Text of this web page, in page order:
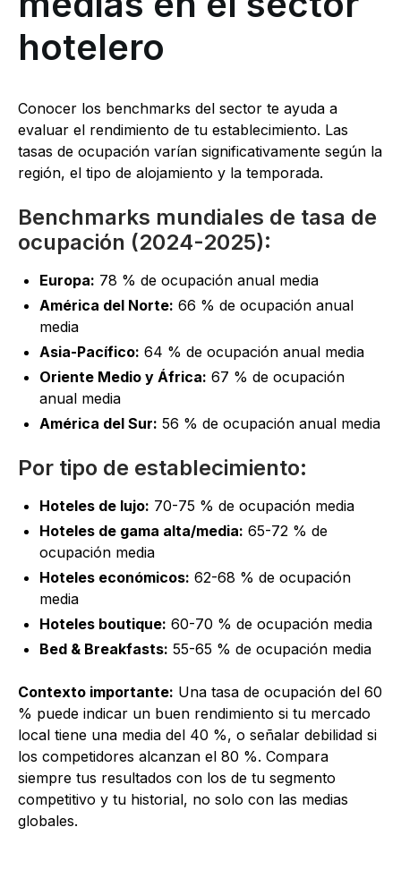
hotelero
Conocer los benchmarks del sector te ayuda a
evaluar el rendimiento de tu establecimiento. Las
tasas de ocupación varían significativamente según la
región, el tipo de alojamiento y la temporada.
Benchmarks mundiales de tasa de
ocupación (2024-2025):
Europa: 78 % de ocupación anual media
América del Norte: 66 % de ocupación anual
media
Asia-Pacífico: 64 % de ocupación anual media
Oriente Medio y África: 67 % de ocupación
anual media
América del Sur: 56 % de ocupación anual media
Por tipo de establecimiento:
Hoteles de lujo: 70-75 % de ocupación media
Hoteles de gama alta/media: 65-72 % de
ocupación media
Hoteles económicos: 62-68 % de ocupación
media
Hoteles boutique: 60-70 % de ocupación media
Bed & Breakfasts: 55-65 % de ocupación media
Contexto importante: Una tasa de ocupación del 60
% puede indicar un buen rendimiento si tu mercado
local tiene una media del 40 %, o señalar debilidad si
los competidores alcanzan el 80 %. Compara
siempre tus resultados con los de tu segmento
competitivo y tu historial, no solo con las medias
globales.